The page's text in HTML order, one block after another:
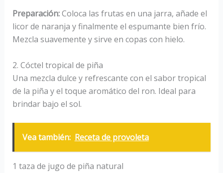
Preparación:Coloca las frutas en una jarra, añade el
licor de naranja y finalmente el espumante bien frío.
Mezcla suavemente y sirve en copas con hielo.
2. Cóctel tropical de piña
Una mezcla dulce y refrescante con el sabor tropical
de la piña y el toque aromático del ron. Ideal para
brindar bajo el sol.
Vea también: Receta de provoleta
1 taza de jugo de piña natural